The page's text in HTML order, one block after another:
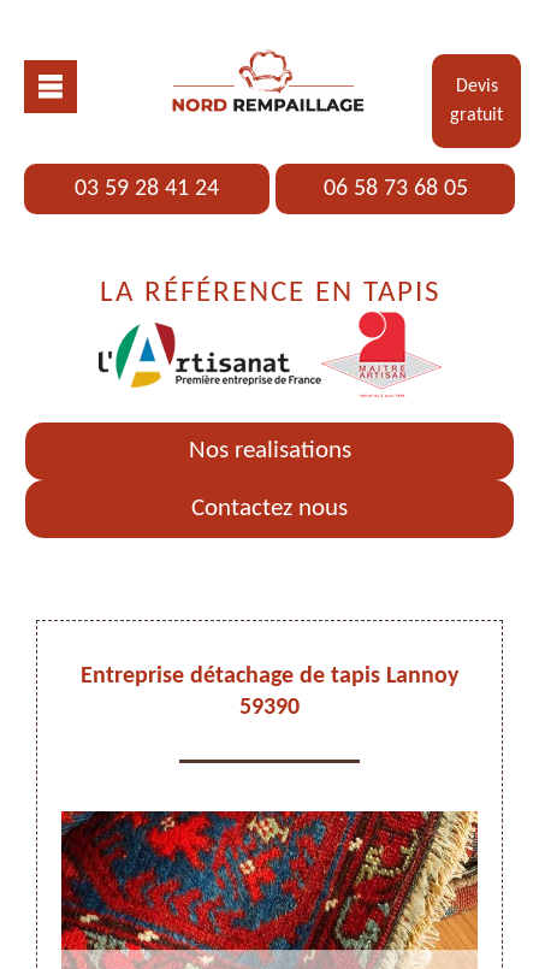
Devis
gratuit
03 59 28 41 24 06 58 73 68 05
LA RÉFÉRENCE EN TAPIS
Nos realisations
Contactez nous
Entreprise détachage de tapis Lannoy
59390